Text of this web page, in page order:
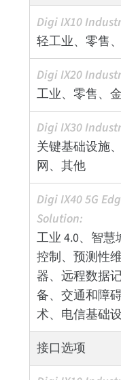
轻工业、零售
工业、零售、
关键基础设施
网、其他
工业 4.0、智
控制、预测性
器、远程数据
备、交通和障
术、电信基础
接口选项